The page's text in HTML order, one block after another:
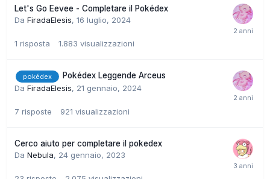
Let's Go Eevee - Completare il Pokédex
Da FiradaElesis, 16 luglio, 2024
1 risposta 1.883 visualizzazioni
pokédex
Pokédex Leggende Arceus
Da FiradaElesis, 21 gennaio, 2024
7 risposte 921 visualizzazioni
Cerco aiuto per completare il pokedex
Da Nebula, 24 gennaio, 2023